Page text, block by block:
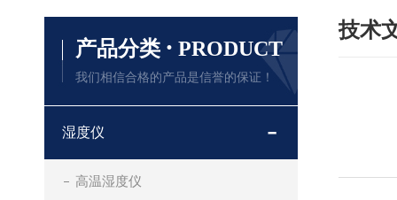
产品分类 · PRODUCT
我们相信合格的产品是信誉的保证！
湿度仪
高温湿度仪
技术